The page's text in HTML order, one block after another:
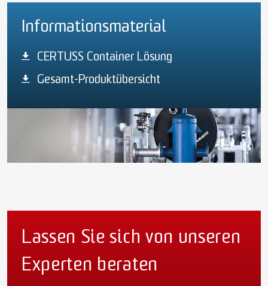
Informationsmaterial
CERTUSS Container Lösung
Gesamt-Produktübersicht
Lassen Sie sich von unseren
Experten beraten